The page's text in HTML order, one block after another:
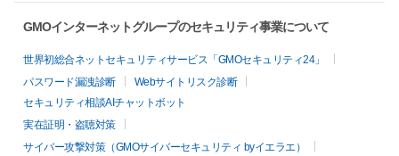
GMOインターネットグループのセキュリティ事業について
世界初総合ネットセキュリティサービス「GMOセキュリティ24」
パスワード漏洩診断
Webサイトリスク診断
セキュリティ相談AIチャットボット
実在証明・盗聴対策
サイバー攻撃対策（GMOサイバーセキュリティ byイエラエ）